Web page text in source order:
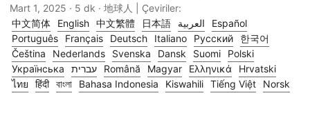
Mart 1, 2025 · 5 dk · 地球人 | Çeviriler:
中文简体
English 中文繁體 日本語 العربية
Español
Português
Français Deutsch Italiano Русский
한국어
Čeština
Nederlands Svenska Dansk Suomi
Polski
Українська
עברית Română Magyar Ελληνικά
Hrvatski
ไทย
हिंदी বাংলা Bahasa Indonesia Kiswahili Tiếng Việt Norsk